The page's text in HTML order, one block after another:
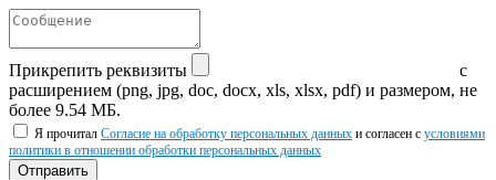
Прикрепить реквизиты
с
расширением (png, jpg, doc, docx, xls, xlsx, pdf) и размером, не
более 9.54 МБ.
Я прочитал Согласие на обработку персональных данных и согласен с условиями
политики в отношении обработки персональных данных
Отправить